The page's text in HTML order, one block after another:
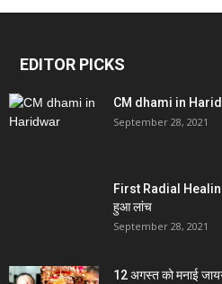
EDITOR PICKS
CM dhami in
September 28, 2021
First Radial
हुआ लांच
September 28, 2021
12 अगस्त को मनाई